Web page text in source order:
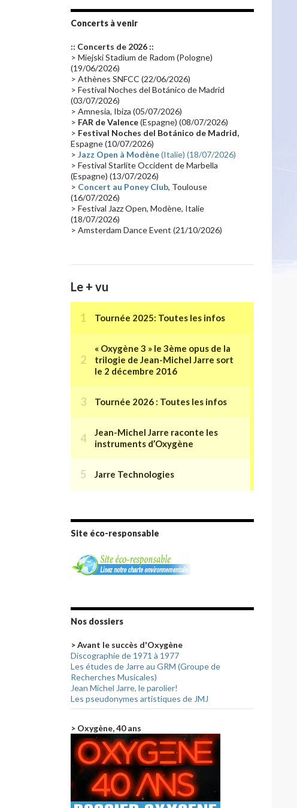
Promo 2019
Emissions 2010 Disques rares
Synthé 70's(20)
Claviériste(19) Groupe de Recherche Musicale
France 2 (18)
Critique(17) Coffret(17) Chronologie(16)
Passages radio(16)
Synthé 80's(16) Les concerts en Chine (16)
Cinéma(16) Houston
Synthé Roland Belgique
Récompense(14) Collaborations 70's(14)
Astronomie(14) France Inter(14)
Concerts à venir
:: Concerts de 2026 ::
> Miejski Stadium de Radom (Pologne)
(19/06/2026)
> Athènes SNFCC (22/06/2026)
> Festival Noches del Botánico de Madrid
(03/07/2026)
> Amnesia, Ibiza (05/07/2026)
> FAR de Valence(Espagne) (08/07/2026)
> Festival Noches del Botánico de Madrid,
Espagne (10/07/2026)
> Jazz Open à Modène(Italie) (18/07/2026)
> Festival Starlite Occident de Marbella
(Espagne) (13/07/2026)
> Concert au Poney Club, Toulouse
(16/07/2026)
> Festival Jazz Open, Modène, Italie
(18/07/2026)
> Amsterdam Dance Event (21/10/2026)
Le + vu
Site éco-responsable
Nos dossiers
> Avant le succès d'Oxygène
Discographie de 1971 à 1977
Les études de Jarre au GRM (Groupe de
Recherches Musicales)
Jean Michel Jarre, le parolier!
Les pseudonymes artistiques de JMJ
> Oxygène, 40 ans